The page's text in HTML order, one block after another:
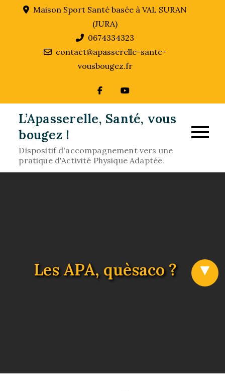
Maison Sport Santé basée à VAL SURAN
(JURA)
0674334323
contact@apasserelle-sante-
vousbougez.fr
L’Apasserelle, Santé, vous
bougez !
Dispositif d'accompagnement vers une
pratique d'Activité Physique Adaptée.
Les APA, quèsaco ?